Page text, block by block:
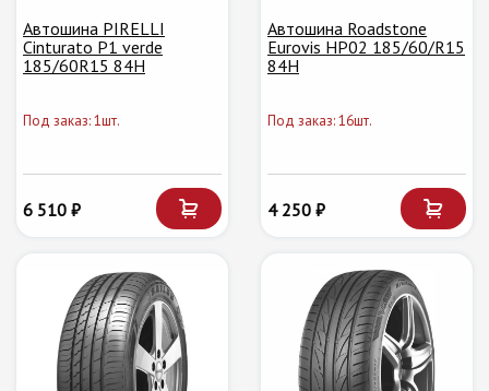
Автошина PIRELLI
Cinturato P1 verde
185/60R15 84H
Под заказ: 1шт.
6 510 ₽
Автошина Roadstone
Eurovis HP02 185/60/R15
84H
Под заказ: 16шт.
4 250 ₽